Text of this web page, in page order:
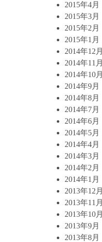
2015年4月
2015年3月
2015年2月
2015年1月
2014年12月
2014年11月
2014年10月
2014年9月
2014年8月
2014年7月
2014年6月
2014年5月
2014年4月
2014年3月
2014年2月
2014年1月
2013年12月
2013年11月
2013年10月
2013年9月
2013年8月